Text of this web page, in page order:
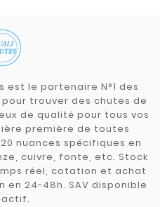
est le partenaire N°1 des
trouver des chutes de
de qualité pour tous vos
première de toutes
nuances spécifiques en
cuivre, fonte, etc. Stock
réel, cotation et achat
en 24-48h. SAV disponible